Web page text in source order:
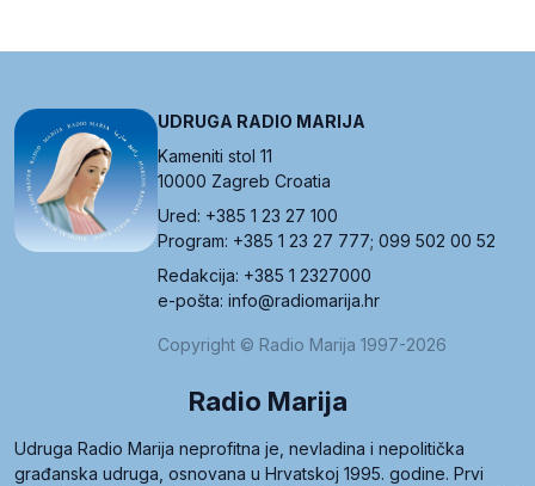
UDRUGA RADIO MARIJA
Kameniti stol 11
10000 Zagreb Croatia
Ured: +385 1 23 27 100
Program: +385 1 23 27 777; 099 502 00 52
Redakcija: +385 1 2327000
e-pošta: info@radiomarija.hr
Copyright © Radio Marija 1997-2026
Radio Marija
Udruga Radio Marija neprofitna je, nevladina i nepolitička
građanska udruga, osnovana u Hrvatskoj 1995. godine. Prvi